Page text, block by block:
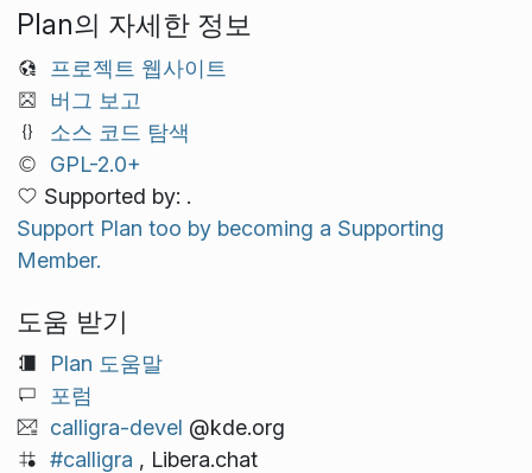
Plan의 자세한 정보
프로젝트 웹사이트
버그 보고
소스 코드 탐색
GPL-2.0+
Supported by: .
Support Plan too by becoming a Supporting
Member.
도움 받기
Plan 도움말
포럼
calligra-devel @kde.org
#calligra , Libera.chat